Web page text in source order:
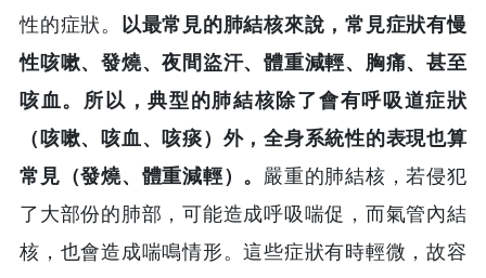
性的症狀。 以最常見的肺結核來說，常見症狀有慢
性咳嗽、發燒、夜間盜汗、體重減輕、胸痛、甚至
咳血。所以，典型的肺結核除了會有呼吸道症狀
（咳嗽、咳血、咳痰）外，全身系統性的表現也算
常見（發燒、體重減輕）。 嚴重的肺結核，若侵犯
了大部份的肺部，可能造成呼吸喘促，而氣管內結
核，也會造成喘鳴情形。這些症狀有時輕微，故容